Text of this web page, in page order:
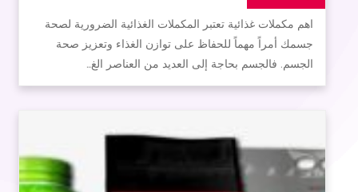
اهم مكملات غذائية تعتبر المكملات الغذائية الضرورية لصحة
جسمك أمراً مهماً للحفاظ على توازن الغذاء وتعزيز صحة
الجسم. فالجسم بحاجة إلى العديد من العناصر الغ…